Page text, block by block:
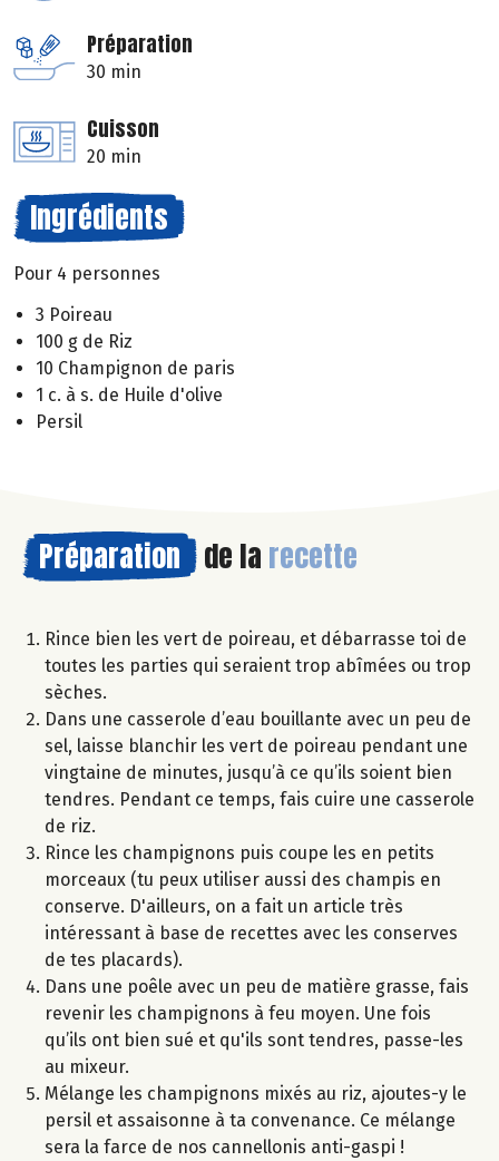
Préparation
30 min
Cuisson
20 min
Ingrédients
Pour 4 personnes
3 Poireau
100 g de Riz
10 Champignon de paris
1 c. à s. de Huile d'olive
Persil
Préparation de la recette
Rince bien les vert de poireau, et débarrasse toi de
toutes les parties qui seraient trop abîmées ou trop
sèches.
Dans une casserole d’eau bouillante avec un peu de
sel, laisse blanchir les vert de poireau pendant une
vingtaine de minutes, jusqu’à ce qu’ils soient bien
tendres. Pendant ce temps, fais cuire une casserole
de riz.
Rince les champignons puis coupe les en petits
morceaux (tu peux utiliser aussi des champis en
conserve. D'ailleurs, on a fait un article très
intéressant à base de recettes avec les conserves
de tes placards).
Dans une poêle avec un peu de matière grasse, fais
revenir les champignons à feu moyen. Une fois
qu’ils ont bien sué et qu'ils sont tendres, passe-les
au mixeur.
Mélange les champignons mixés au riz, ajoutes-y le
persil et assaisonne à ta convenance. Ce mélange
sera la farce de nos cannellonis anti-gaspi !